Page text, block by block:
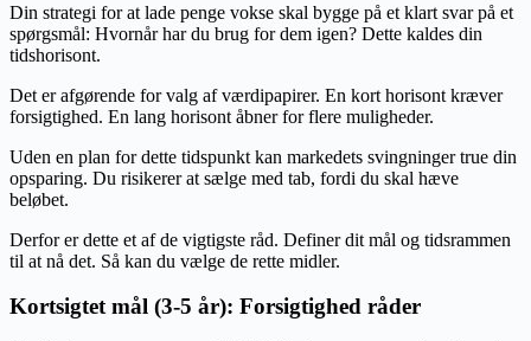
Din strategi for at lade penge vokse skal bygge på et klart svar på et
spørgsmål: Hvornår har du brug for dem igen? Dette kaldes din
tidshorisont.
Det er afgørende for valg af værdipapirer. En kort horisont kræver
forsigtighed. En lang horisont åbner for flere muligheder.
Uden en plan for dette tidspunkt kan markedets svingninger true din
opsparing. Du risikerer at sælge med tab, fordi du skal hæve
beløbet.
Derfor er dette et af de vigtigste råd. Definer dit mål og tidsrammen
til at nå det. Så kan du vælge de rette midler.
Kortsigtet mål (3-5 år): Forsigtighed råder